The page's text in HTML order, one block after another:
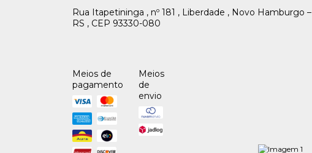
Rua Itapetininga , nº 181 , Liberdade , Novo Hamburgo –
RS , CEP 93330-080
Meios de
pagamento
Meios
de
envio